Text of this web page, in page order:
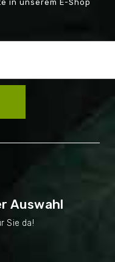
in unserem E-Shop
Auswahl